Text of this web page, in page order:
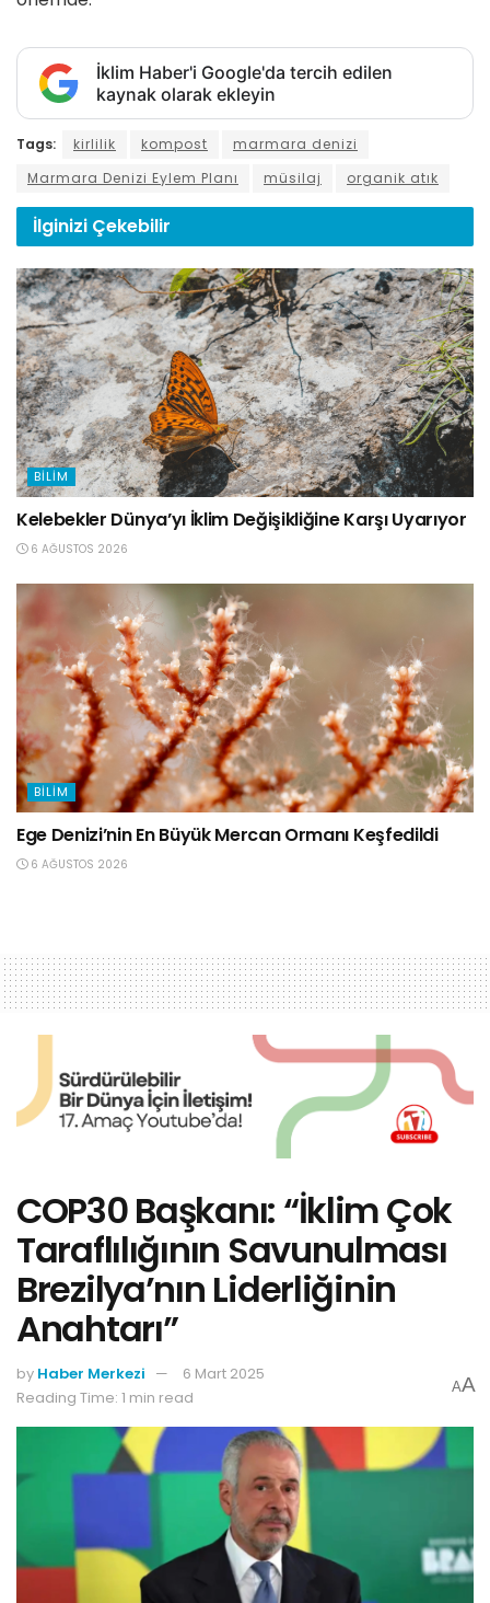
İklim Haber'i Google'da tercih edilen
kaynak olarak ekleyin
Tags: kirlilik kompost
marmara denizi
Marmara Denizi Eylem Planı
müsilaj organik atık
İlginizi Çekebilir
BILIM
Kelebekler Dünya’yı İklim Değişikliğine Karşı Uyarıyor
6 AĞUSTOS 2026
BILIM
Ege Denizi’nin En Büyük Mercan Ormanı Keşfedildi
6 AĞUSTOS 2026
COP30 Başkanı: “İklim Çok
Taraflılığının Savunulması
Brezilya’nın Liderliğinin
Anahtarı”
by Haber Merkezi
6 Mart 2025
Reading Time: 1 min read
AA